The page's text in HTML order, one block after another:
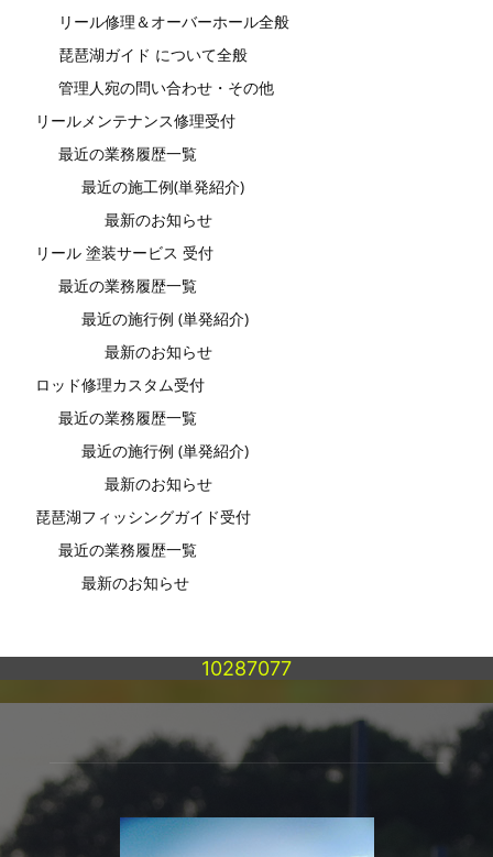
リール修理＆オーバーホール全般
琵琶湖ガイド について全般
管理人宛の問い合わせ・その他
リールメンテナンス修理受付
最近の業務履歴一覧
最近の施工例(単発紹介)
最新のお知らせ
リール 塗装サービス 受付
最近の業務履歴一覧
最近の施行例 (単発紹介)
最新のお知らせ
ロッド修理カスタム受付
最近の業務履歴一覧
最近の施行例 (単発紹介)
最新のお知らせ
琵琶湖フィッシングガイド受付
最近の業務履歴一覧
最新のお知らせ
10287077